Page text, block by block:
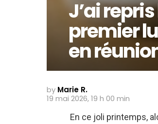
J’ai
premier
en
by Marie R.
19 mai 2026, 19 h 00 min
En ce joli printemps,